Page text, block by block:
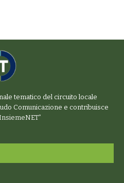
tematico del circuito locale
Comunicazione e contribuisce
”